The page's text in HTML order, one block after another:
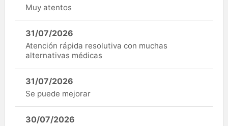
Muy atentos
31/07/2026
Atención rápida resolutiva con muchas
alternativas médicas
31/07/2026
Se puede mejorar
30/07/2026